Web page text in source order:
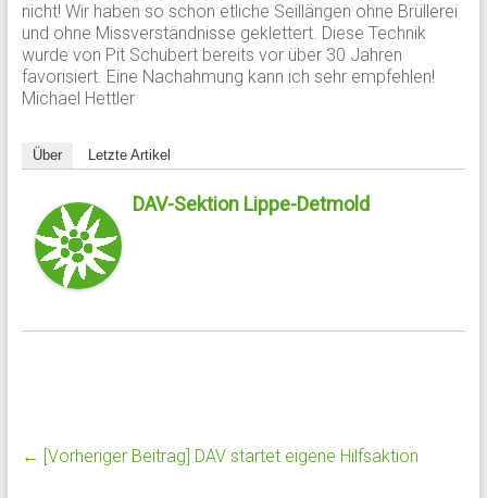
nicht! Wir haben so schon etliche Seillängen ohne Brüllerei
und ohne Missverständnisse geklettert. Diese Technik
wurde von Pit Schubert bereits vor über 30 Jahren
favorisiert. Eine Nachahmung kann ich sehr empfehlen!
Michael Hettler
Über Letzte Artikel
DAV-Sektion Lippe-Detmold
← [Vorheriger Beitrag] DAV startet eigene Hilfsaktion